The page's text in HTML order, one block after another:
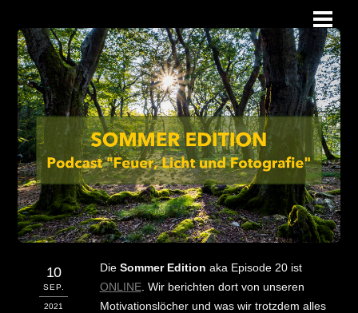
content
10
SEP.
2021
Die Sommer Edition aka Episode 20 ist
ONLINE. Wir berichten dort von unseren
Motivationslöcher und was wir trotzdem alles